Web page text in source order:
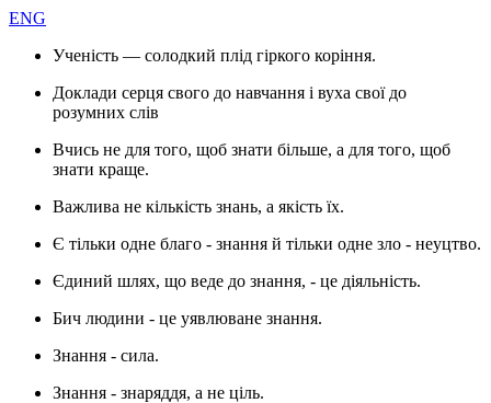
ENG
Ученість — солодкий плід гіркого коріння.
Доклади серця свого до навчання і вуха свої до
розумних слів
Вчись не для того, щоб знати більше, а для того, щоб
знати краще.
Важлива не кількість знань, а якість їх.
Є тільки одне благо - знання й тільки одне зло - неуцтво.
Єдиний шлях, що веде до знання, - це діяльність.
Бич людини - це уявлюване знання.
Знання - сила.
Знання - знаряддя, а не ціль.